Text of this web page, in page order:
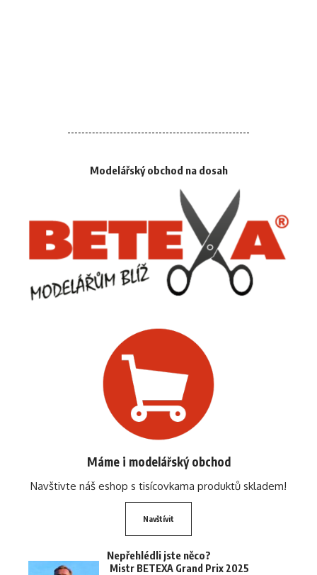
Modelářský obchod na dosah
Máme i modelářský obchod
Navštivte náš eshop s tisícovkama produktů skladem!
Navštívit
Nepřehlédli jste něco?
Mistr BETEXA Grand Prix 2025